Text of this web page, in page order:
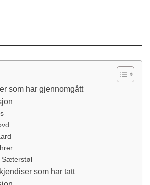
som har gjennomgått
Sæterstøl
som har tatt